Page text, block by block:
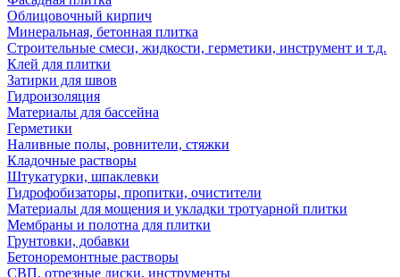
Облицовочный кирпич
Минеральная, бетонная плитка
Строительные смеси, жидкости, герметики, инструмент и т.д.
Клей для плитки
Затирки для швов
Гидроизоляция
Материалы для бассейна
Герметики
Наливные полы, ровнители, стяжки
Кладочные растворы
Штукатурки, шпаклевки
Гидрофобизаторы, пропитки, очистители
Материалы для мощения и укладки тротуарной плитки
Мембраны и полотна для плитки
Грунтовки, добавки
Бетоноремонтные растворы
СВП, отрезные диски, инструменты